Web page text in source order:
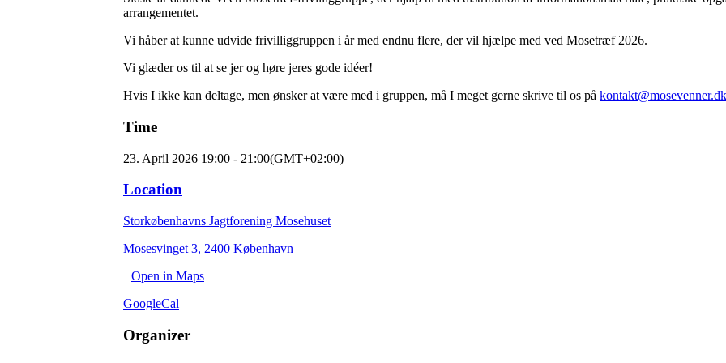
arrangementet.
Vi håber at kunne udvide frivilliggruppen i år med endnu flere, der vil hjælpe med ved Mosetræf 2026.
Vi glæder os til at se jer og høre jeres gode idéer!
Hvis I ikke kan deltage, men ønsker at være med i gruppen, må I meget gerne skrive til os på kontakt@mosevenner.dk
Time
23. April 2026 19:00 - 21:00(GMT+02:00)
Location
Storkøbenhavns Jagtforening Mosehuset
Mosesvinget 3, 2400 København
Open in Maps
GoogleCal
Organizer